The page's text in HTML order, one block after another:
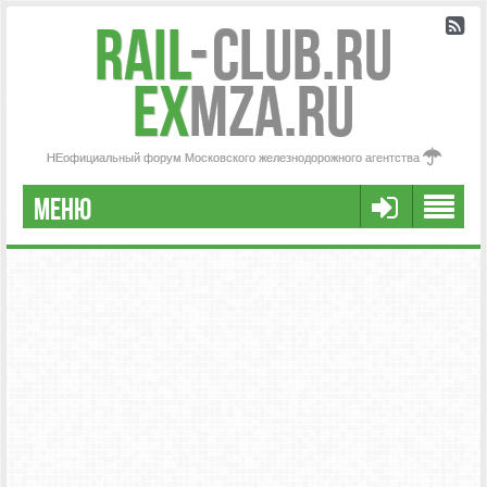
Rail-Club.RU
exMZA.RU
НЕофициальный форум Московского железнодорожного агентства
МЕНЮ
РЕГИСТРАЦИЯ